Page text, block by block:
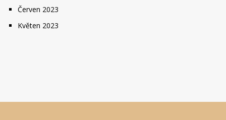
Červen 2023
Květen 2023